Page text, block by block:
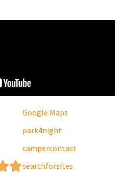
Google Maps
park4night
campercontact
searchforsites